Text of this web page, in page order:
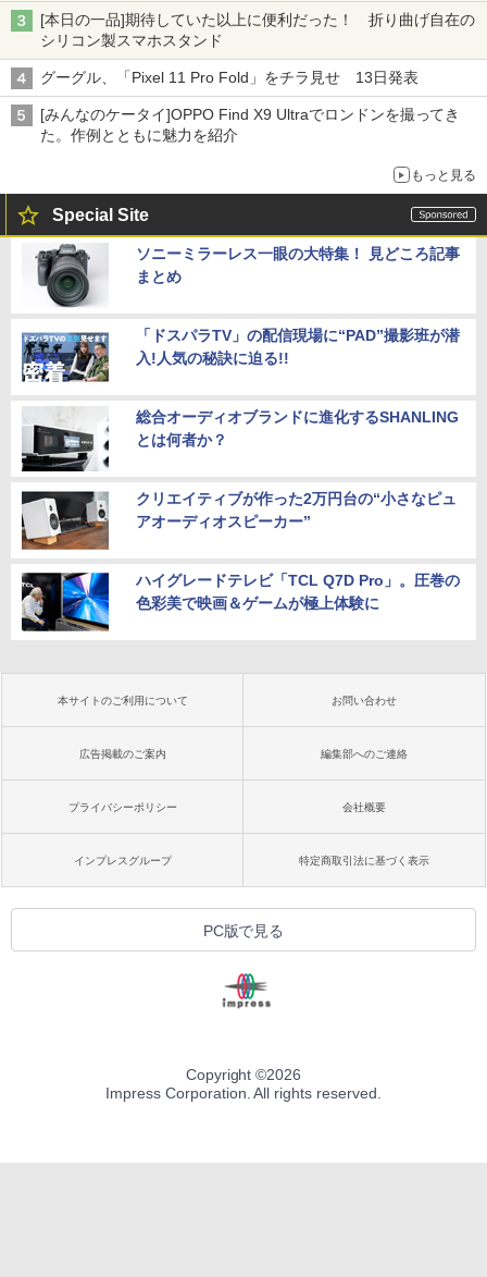
[本日の一品]期待していた以上に便利だった！ 折り曲げ自在の
シリコン製スマホスタンド
グーグル、「Pixel 11 Pro Fold」をチラ見せ 13日発表
[みんなのケータイ]OPPO Find X9 Ultraでロンドンを撮ってき
た。作例とともに魅力を紹介
もっと見る
Special Site
ソニーミラーレス一眼の大特集！ 見どころ記事
まとめ
「ドスパラTV」の配信現場に“PAD”撮影班が潜
入!人気の秘訣に迫る!!
総合オーディオブランドに進化するSHANLING
とは何者か？
クリエイティブが作った2万円台の“小さなピュ
アオーディオスピーカー”
ハイグレードテレビ「TCL Q7D Pro」。圧巻の
色彩美で映画＆ゲームが極上体験に
本サイトのご利用について お問い合わせ
広告掲載のご案内 編集部へのご連絡
プライバシーポリシー 会社概要
インプレスグループ 特定商取引法に基づく表示
PC版で見る
Copyright ©2026
Impress Corporation. All rights reserved.